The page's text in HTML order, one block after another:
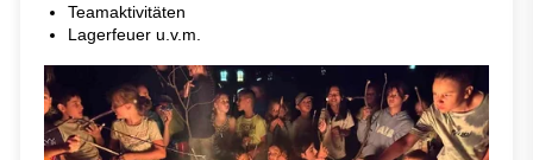
Teamaktivitäten
Lagerfeuer u.v.m.